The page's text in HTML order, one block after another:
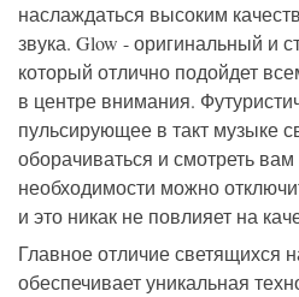
наслаждаться высоким
звука. Glow - оригинальный и
который отлично подойдет
в центре внимания.
пульсирующее в такт музыке
оборачиваться и смотреть
необходимости можно
и это никак не повлияет на
Главное отличие светящихся
обеспечивает уникальная